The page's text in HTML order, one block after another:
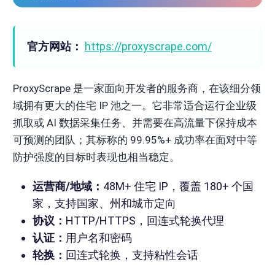
官方网站： https://proxyscrape.com/
ProxyScrape 是一家面向开发者的服务商，在该细分领
域拥有更大的住宅 IP 池之一。它非常适合运行企业级
抓取或 AI 数据采集任务、并需要在高流量下保持成本
可预测的团队；其标称的 99.95%+ 成功率在面对中等
防护强度的目标时表现也相当稳定。
运营商/地域： 48M+ 住宅 IP，覆盖 180+ 个国
家，支持国家、州和城市定向
协议： HTTP/HTTPS，回连式轮换代理
认证： 用户名和密码
轮换： 回连式轮换，支持粘性会话